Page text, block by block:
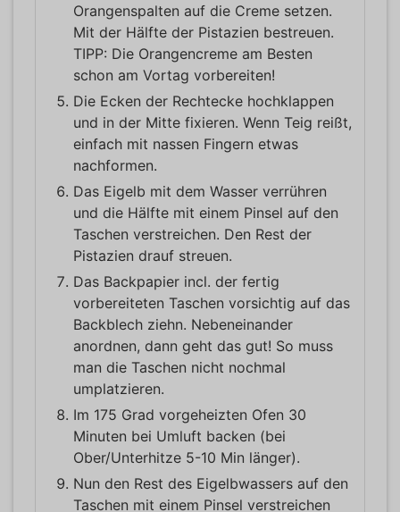
Orangenspalten auf die Creme setzen.
Mit der Hälfte der Pistazien bestreuen.
TIPP: Die Orangencreme am Besten
schon am Vortag vorbereiten!
Die Ecken der Rechtecke hochklappen
und in der Mitte fixieren. Wenn Teig reißt,
einfach mit nassen Fingern etwas
nachformen.
Das Eigelb mit dem Wasser verrühren
und die Hälfte mit einem Pinsel auf den
Taschen verstreichen. Den Rest der
Pistazien drauf streuen.
Das Backpapier incl. der fertig
vorbereiteten Taschen vorsichtig auf das
Backblech ziehn. Nebeneinander
anordnen, dann geht das gut! So muss
man die Taschen nicht nochmal
umplatzieren.
Im 175 Grad vorgeheizten Ofen 30
Minuten bei Umluft backen (bei
Ober/Unterhitze 5-10 Min länger).
Nun den Rest des Eigelbwassers auf den
Taschen mit einem Pinsel verstreichen